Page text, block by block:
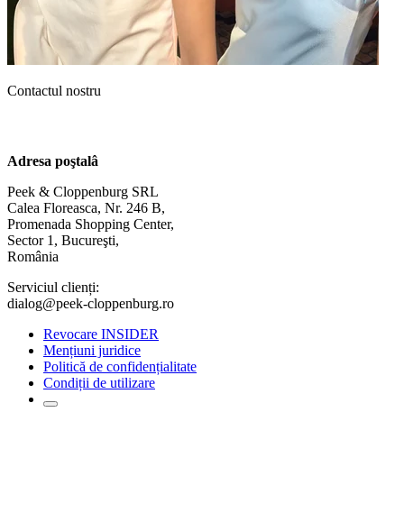
Contactul nostru
Adresa poştalâ
Peek & Cloppenburg SRL
Calea Floreasca, Nr. 246 B,
Promenada Shopping Center,
Sector 1, Bucureşti,
România
Serviciul clienți:
dialog@peek-cloppenburg.ro
Revocare INSIDER
Mențiuni juridice
Politică de confidențialitate
Condiții de utilizare